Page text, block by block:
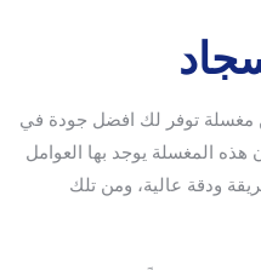
مغسلة توفر لك افضل جودة في
المغسلة يوجد بها العوامل
ودقة عالية، ومن تلك